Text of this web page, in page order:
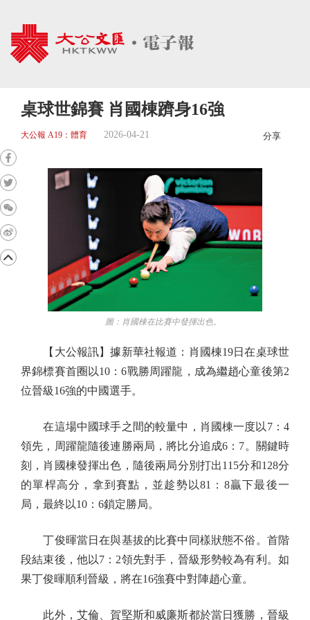
桌球世錦賽 肖國棟躋身16強
大公報 A19：體育 2026-04-21 分享
圖：肖國棟在比賽中發揮出色。
【大公報訊】據新華社報道：肖國棟19日在桌球世
界錦標賽首圈以10：6戰勝周躍龍，成為繼趙心童後第2
位晉級16強的中國選手。
在這場中國球手之間的較量中，肖國棟一度以7：4
領先，周躍龍隨後連勝兩局，將比分追成6：7。關鍵時
刻，肖國棟發揮出色，隨後兩局分別打出115分和128分
的單桿高分，拿到賽點，並趁勢以81：8贏下最後一
局，最終以10：6鎖定勝局。
丁俊暉當日在與基拔的比賽中同樣狀態不俗。首階
段結束後，他以7：2領先對手，晉級形勢較為有利。如
果丁俊暉順利晉級，將在16強賽中對陣趙心童。
此外，艾倫、賀堅斯和威廉斯都於當日獲勝，晉級